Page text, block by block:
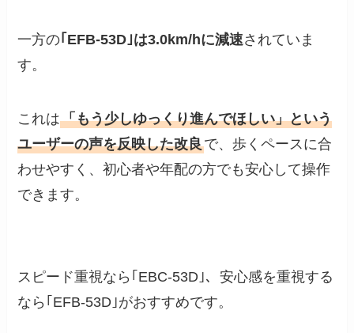
一方の｢EFB-53D｣は3.0km/hに減速されていま
す。
これは「もう少しゆっくり進んでほしい」という
ユーザーの声を反映した改良で、歩くペースに合
わせやすく、初心者や年配の方でも安心して操作
できます。
スピード重視なら｢EBC-53D｣、安心感を重視する
なら｢EFB-53D｣がおすすめです。